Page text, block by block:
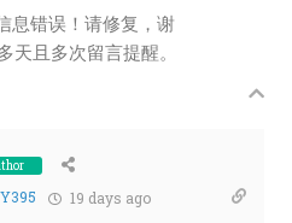
息错误！请修复，谢
且多次留言提醒。
19 days ago